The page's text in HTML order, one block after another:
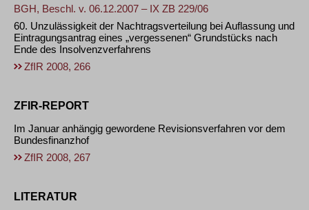
BGH, Beschl. v. 06.12.2007 – IX ZB 229/06
60. Unzulässigkeit der Nachtragsverteilung bei Auflassung und
Eintragungsantrag eines „vergessenen“ Grundstücks nach
Ende des Insolvenzverfahrens
ZfIR 2008, 266
ZFIR-REPORT
Im Januar anhängig gewordene Revisionsverfahren vor dem
Bundesfinanzhof
ZfIR 2008, 267
LITERATUR